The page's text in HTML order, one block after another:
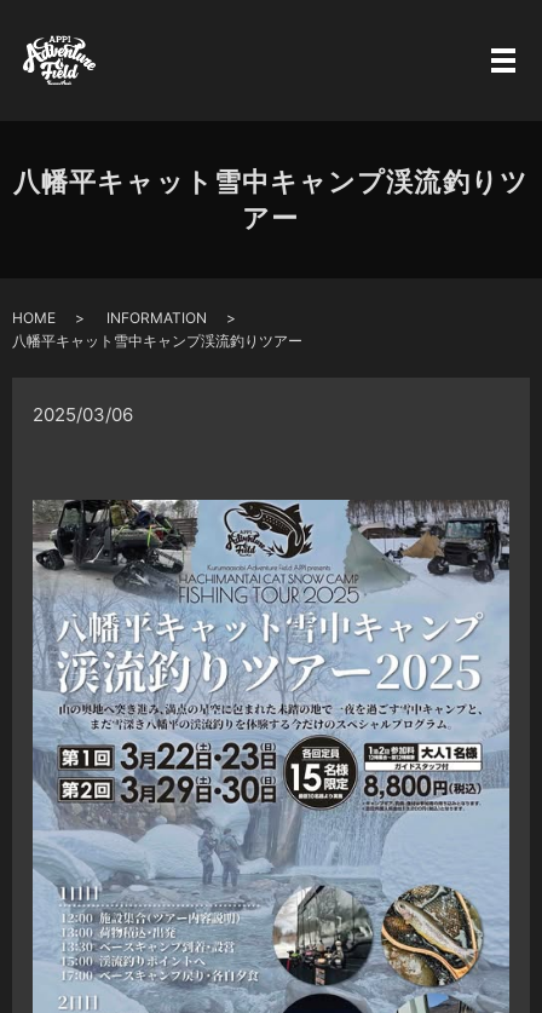
八幡平キャット雪中キャンプ渓流釣りツ
アー
HOME
INFORMATION
八幡平キャット雪中キャンプ渓流釣りツアー
2025/03/06